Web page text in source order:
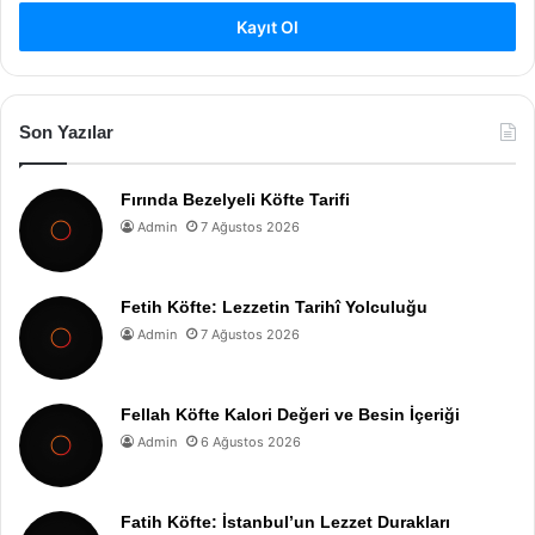
Kayıt Ol
Son Yazılar
Fırında Bezelyeli Köfte Tarifi
Admin 7 Ağustos 2026
Fetih Köfte: Lezzetin Tarihî Yolculuğu
Admin 7 Ağustos 2026
Fellah Köfte Kalori Değeri ve Besin İçeriği
Admin 6 Ağustos 2026
Fatih Köfte: İstanbul’un Lezzet Durakları